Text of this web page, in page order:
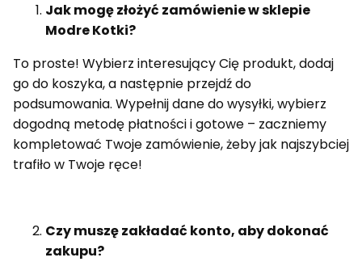
Jak mogę złożyć zamówienie w sklepie
Modre Kotki?
To proste! Wybierz interesujący Cię produkt, dodaj
go do koszyka, a następnie przejdź do
podsumowania. Wypełnij dane do wysyłki, wybierz
dogodną metodę płatności i gotowe – zaczniemy
kompletować Twoje zamówienie, żeby jak najszybciej
trafiło w Twoje ręce!
Czy muszę zakładać konto, aby dokonać
zakupu?